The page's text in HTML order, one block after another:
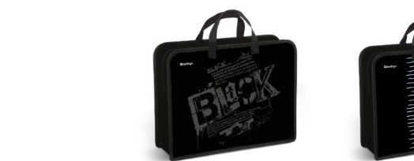
Добавить
в список
желаний